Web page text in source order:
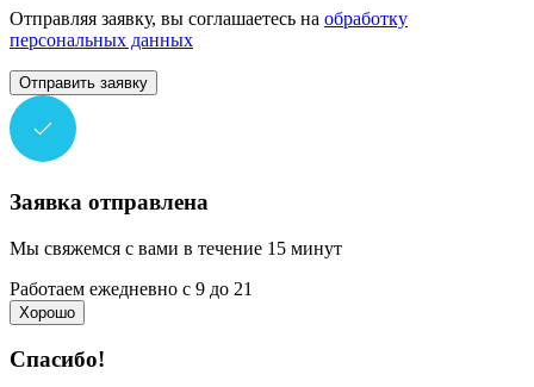
Отправляя заявку, вы соглашаетесь на обработку
персональных данных
Отправить заявку
Заявка отправлена
Мы свяжемся с вами в течение 15 минут
Работаем ежедневно с 9 до 21
Хорошо
Спасибо!